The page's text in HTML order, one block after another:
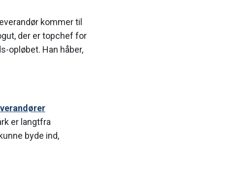
kommer til
der er topchef for
opløbet. Han håber,
er langtfra
byde ind,